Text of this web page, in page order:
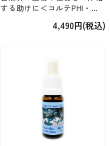
する助けに＜コルテPHI・ジ
4,490円(税込)